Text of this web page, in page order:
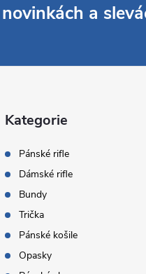
a
Kategorie
Pánské rifle
Dámské rifle
Bundy
Trička
Pánské košile
Opasky